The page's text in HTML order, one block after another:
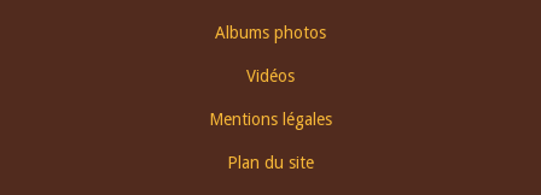
Albums photos
Vidéos
Mentions légales
Plan du site